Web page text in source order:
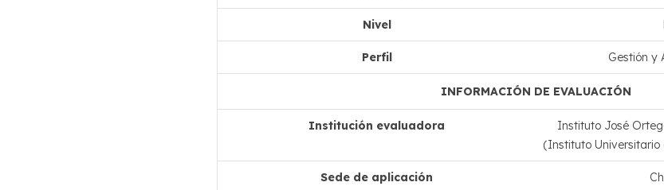
Nivel
Perfil Gestión y
INFORMACIÓN DE EVALUACIÓN
Institución evaluadora
Instituto José
(Instituto
Sede de aplicación